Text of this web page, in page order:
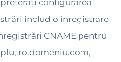
configurarea
includ o înregistrare
CNAME pentru
ro.domeniu.com,